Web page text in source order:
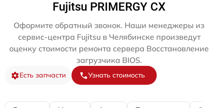
Fujitsu PRIMERGY CX
Оформите обратный звонок. Наши менеджеры из
сервис-центра Fujitsu в Челябинске произведут
оценку стоимости ремонта сервера Восстановление
загрузчика BIOS.
Есть запчасти Узнать стоимость